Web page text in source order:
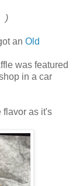
)
an Old
was featured
in a car
flavor as it's